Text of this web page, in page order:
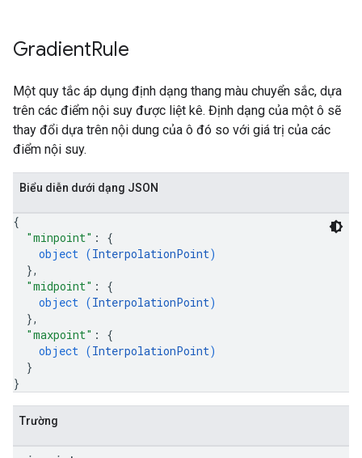
GradientRule
Một quy tắc áp dụng định dạng thang màu chuyển sắc, dựa
trên các điểm nội suy được liệt kê. Định dạng của một ô sẽ
thay đổi dựa trên nội dung của ô đó so với giá trị của các
điểm nội suy.
Biểu diễn dưới dạng JSON
{
"minpoint" : {
object (InterpolationPoint)
},
"midpoint" : {
object (InterpolationPoint)
},
"maxpoint" : {
object (InterpolationPoint)
}
}
Trường